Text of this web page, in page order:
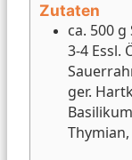
Zutaten
ca. 500
3-4 Essl.
ger.